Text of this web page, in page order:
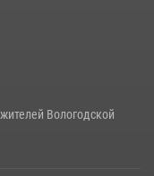
Вологодской